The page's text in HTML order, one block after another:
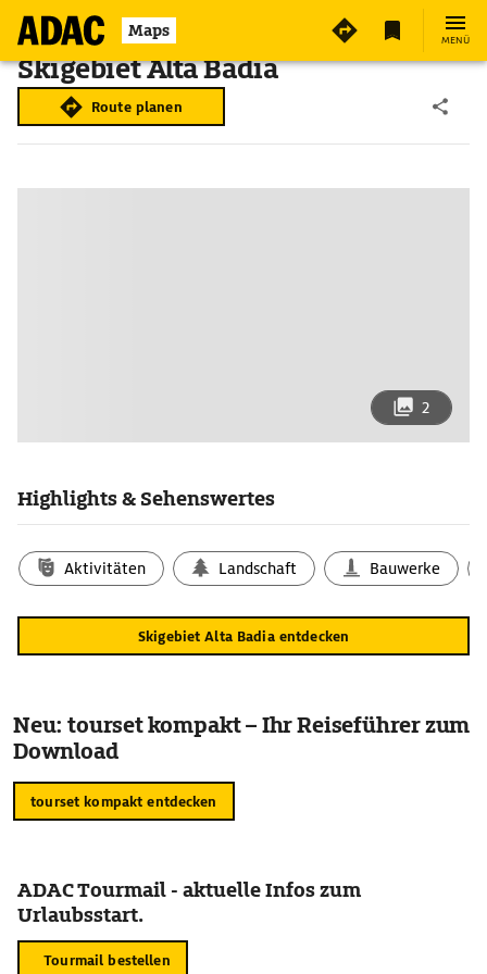
Maps MENÜ
Skigebiet Alta Badia
Route planen
2
Highlights & Sehenswertes
Aktivitäten Landschaft Bauwerke
Skigebiet Alta Badia entdecken
Neu: tourset kompakt – Ihr Reiseführer zum
Download
tourset kompakt entdecken
ADAC Tourmail - aktuelle Infos zum
Urlaubsstart.
Tourmail bestellen